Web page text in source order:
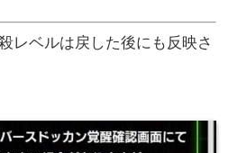
レベルは戻した後にも反映さ